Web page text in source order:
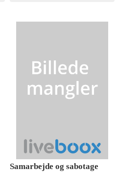
Samarbejde og sabotage